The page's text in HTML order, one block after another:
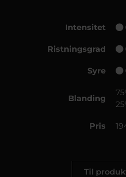
Intensitet
Ristningsgrad
Syre
Blanding
Pris
Til